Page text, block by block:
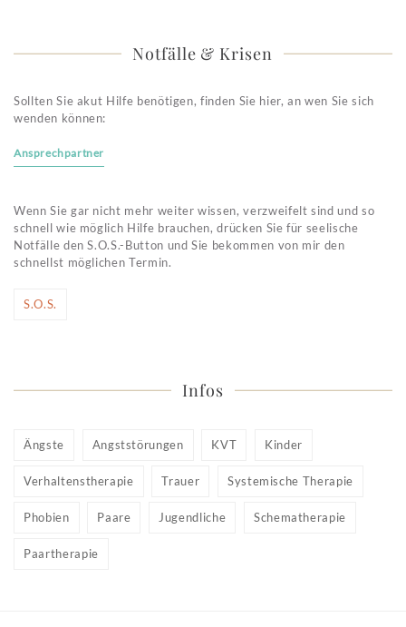
Notfälle & Krisen
Sollten Sie akut Hilfe benötigen, finden Sie hier, an wen Sie sich
wenden können:
Ansprechpartner
Wenn Sie gar nicht mehr weiter wissen, verzweifelt sind und so
schnell wie möglich Hilfe brauchen, drücken Sie für seelische
Notfälle den S.O.S.-Button und Sie bekommen von mir den
schnellst möglichen Termin.
S.O.S.
Infos
Ängste Angststörungen KVT Kinder
Verhaltenstherapie Trauer Systemische Therapie
Phobien Paare Jugendliche Schematherapie
Paartherapie